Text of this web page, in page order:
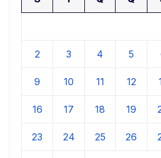
2 3 4 5
9 10 11 12
16 17 18 19
23 24 25 26